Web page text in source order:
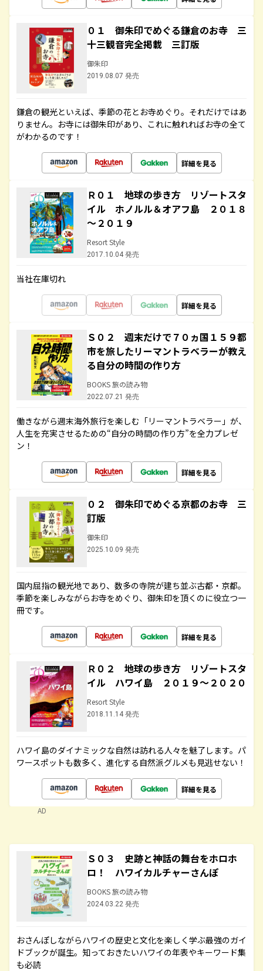
０１ 御朱印でめぐる鎌倉のお寺 三
十三観音完全掲載 三訂版
御朱印
2019.08.07 発売
鎌倉の観光といえば、季節の花とお寺めぐり。それだけではあ
りません。お寺には御朱印があり、これに触れればお寺の全て
がわかるのです！
詳細を見る
Ｒ０１ 地球の歩き方 リゾートスタ
イル ホノルル＆オアフ島 ２０１８
～２０１９
Resort Style
2017.10.04 発売
当社在庫切れ
詳細を見る
Ｓ０２ 週末だけで７０ヵ国１５９都
市を旅したリーマントラベラーが教え
る自分の時間の作り方
BOOKS 旅の読み物
2022.07.21 発売
働きながら週末海外旅行を楽しむ「リーマントラベラー」が、
人生を充実させるための“自分の時間の作り方”を全力プレゼ
ン！
詳細を見る
０２ 御朱印でめぐる京都のお寺 三
訂版
御朱印
2025.10.09 発売
国内屈指の観光地であり、数多の寺院が建ち並ぶ古都・京都。
季節を楽しみながらお寺をめぐり、御朱印を頂くのに役立つ一
冊です。
詳細を見る
Ｒ０２ 地球の歩き方 リゾートスタ
イル ハワイ島 ２０１９～２０２０
Resort Style
2018.11.14 発売
ハワイ島のダイナミックな自然は訪れる人々を魅了します。パ
ワースポットも数多く、進化する自然派グルメも見逃せない！
詳細を見る
AD
Ｓ０３ 史跡と神話の舞台をホロホ
ロ！ ハワイカルチャーさんぽ
BOOKS 旅の読み物
2024.03.22 発売
おさんぽしながらハワイの歴史と文化を楽しく学ぶ最強のガイ
ドブックが誕生。知っておきたいハワイの年表やキーワード集
も必読